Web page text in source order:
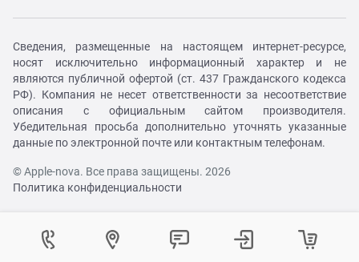
Сведения, размещенные на настоящем интернет-ресурсе,
носят исключительно информационный характер и не
являются публичной офертой (ст. 437 Гражданского кодекса
РФ). Компания не несет ответственности за несоответствие
описания с официальным сайтом производителя.
Убедительная просьба дополнительно уточнять указанные
данные по электронной почте или контактным телефонам.
© Apple-nova. Все права защищены. 2026
Политика конфиденциальности
Контактный центр
Укажите ваш город
Изменение города
Как вам удобнее с нами связаться?
Войти в личный кабинет